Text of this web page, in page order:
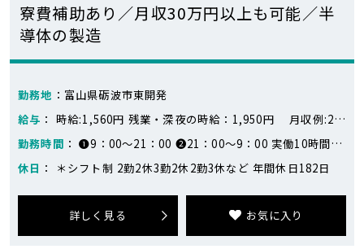
寮費補助あり／月収30万円以上も可能／半
導体の製造
勤務地 ：富山県砺波市東開発
給与 ： 時給:1,560円 残業・深夜の時給：1,950円 月収例:25万円～32万円 ※259,350円～316,095円(固定残業1日2.5時間) 月14日勤務の場合 日勤：17,355円×7日=121,485円 夜勤：19,695円×7日=137,865円 合計：259,350円 月17日勤務の場合 日勤：17,355円×8日=138,840円 夜勤：19,695円×9日=177,255円 合計：316,095円 ※シフトにより変動します
勤務時間 ： ❶9：00～21：00 ❷21：00～9：00 実働10時間30分
休日 ： ＊シフト制 2勤2休3勤2休2勤3休など 年間休日182日
詳しく見る お気に入り